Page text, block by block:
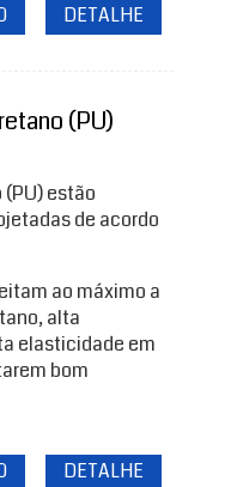
DETALHE
(PU)
estão
de acordo
ao máximo a
alta
elasticidade em
bom
DETALHE